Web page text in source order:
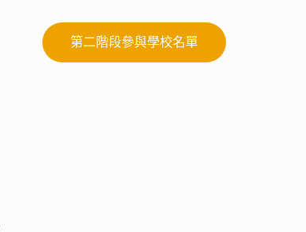
第二階段參與學校名單